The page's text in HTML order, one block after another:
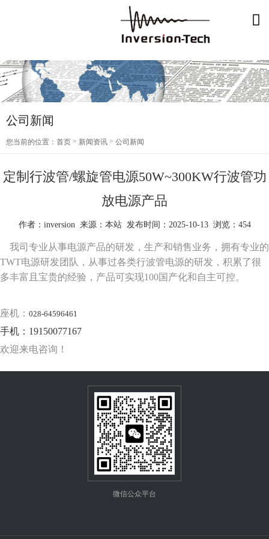
公司新闻
您当前的位置： 首页 > 新闻资讯 > 公司新闻
定制行波管/螺旋管电源50W~300KW行波管功
放电源产品
作者：inversion 来源：本站 发布时间：2025-10-13 浏览：454
我司专业从事电源产品的研发，生产和销售业务，拥有专业的
TWT电源研发团队，从事过各类行波管电源的研发，积累了很
多丰富且宝贵的经验，产品可实现100国产化和自主可控。
座机： 028-64596461
手机：19150077167
欢迎来电咨询！
微信公众平台